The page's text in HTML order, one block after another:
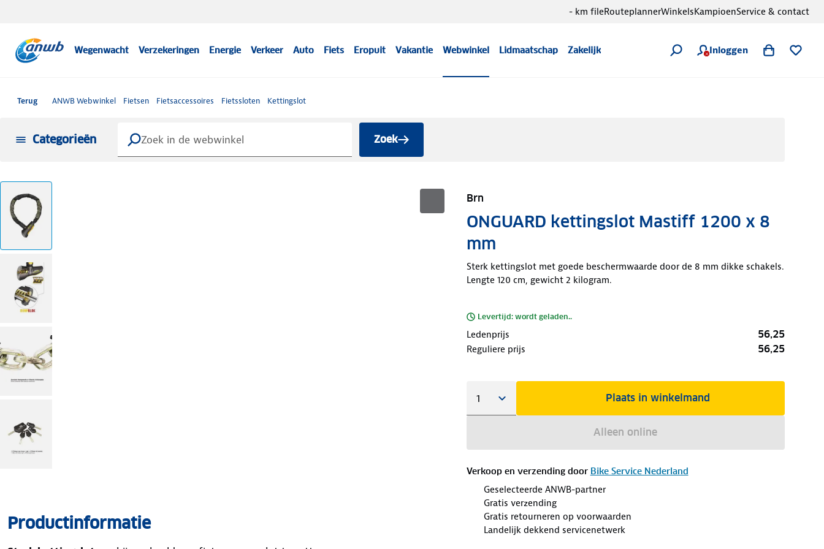
Wegenwacht Verzekeringen Energie Verkeer Auto Fiets Eropuit Vakantie Webwinkel Lidmaatschap Zakelijk Inloggen
- km fileRouteplannerWinkelsKampioenService & contact
Terug ANWB Webwinkel Fietsen Fietsaccessoires Fietssloten Kettingslot
Categorieën Zoek
Brn
ONGUARD kettingslot Mastiff 1200 x 8
mm
Sterk kettingslot met goede beschermwaarde door de 8 mm dikke schakels.
Lengte 120 cm, gewicht 2 kilogram.
Levertijd: wordt geladen..
Ledenprijs 56,25
Reguliere prijs 56,25
Plaats in winkelmand
Alleen online
Verkoop en verzending door Bike Service Nederland
Geselecteerde ANWB-partner
Gratis verzending
Gratis retourneren op voorwaarden
Landelijk dekkend servicenetwerk
Productinformatie